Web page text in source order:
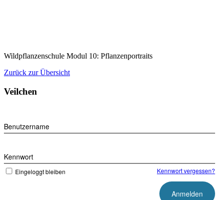
Wildpflanzenschule Modul 10: Pflanzenportraits
Zurück zur Übersicht
Veilchen
Benutzername
Kennwort
Eingeloggt bleiben Kennwort vergessen?